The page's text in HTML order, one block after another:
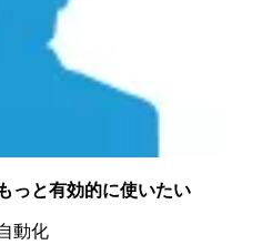
っと有効的に使いたい
動化